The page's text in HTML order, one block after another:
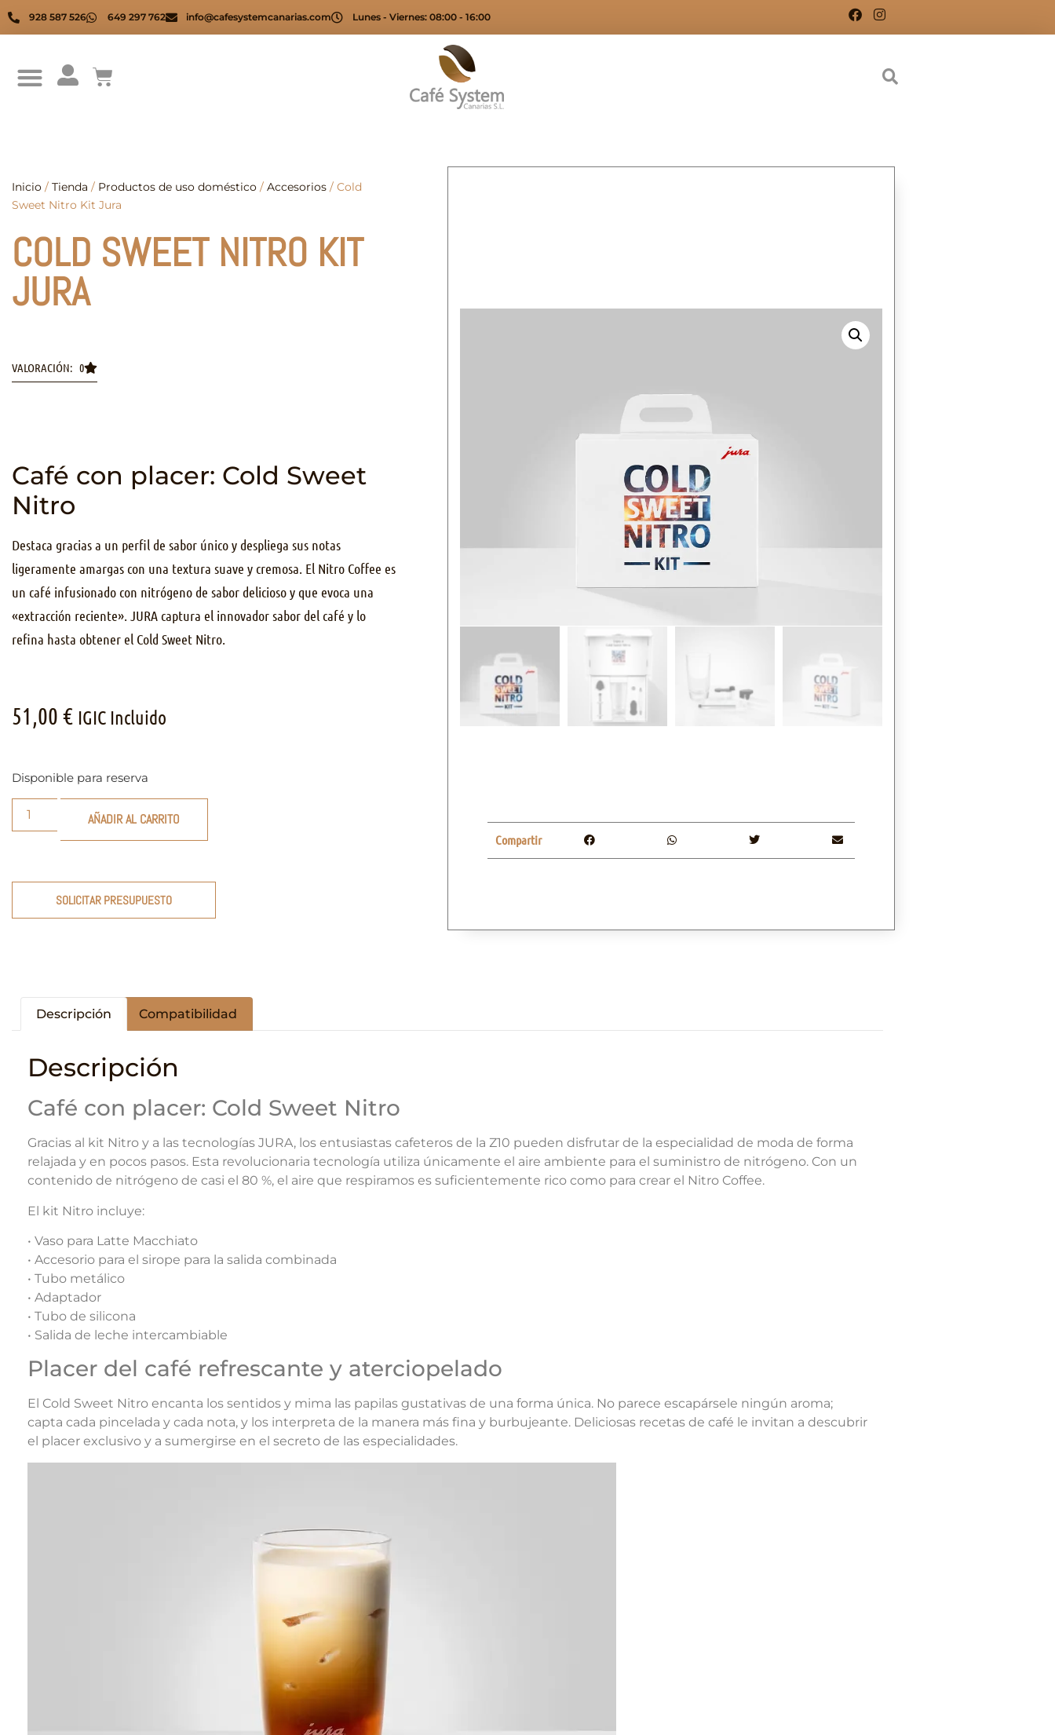
928 587 526 649 297 762 info@cafesystemcanarias.com Lunes - Viernes: 08:00 - 16:00
Inicio / Tienda / Productos de uso doméstico / Accesorios / Cold
Sweet Nitro Kit Jura
COLD SWEET NITRO KIT
JURA
VALORACIÓN: 0
Café con placer: Cold Sweet
Nitro
Destaca gracias a un perfil de sabor único y despliega sus notas
ligeramente amargas con una textura suave y cremosa. El Nitro Coffee es
un café infusionado con nitrógeno de sabor delicioso y que evoca una
«extracción reciente». JURA captura el innovador sabor del café y lo
refina hasta obtener el Cold Sweet Nitro.
51,00€ IGIC Incluido
Disponible para reserva
AÑADIR AL CARRITO
SOLICITAR PRESUPUESTO
Compartir
Descripción Compatibilidad
Descripción
Café con placer: Cold Sweet Nitro
Gracias al kit Nitro y a las tecnologías JURA, los entusiastas cafeteros de la Z10 pueden disfrutar de la especialidad de moda de forma
relajada y en pocos pasos. Esta revolucionaria tecnología utiliza únicamente el aire ambiente para el suministro de nitrógeno. Con un
contenido de nitrógeno de casi el 80 %, el aire que respiramos es suficientemente rico como para crear el Nitro Coffee.
El kit Nitro incluye:
• Vaso para Latte Macchiato
• Accesorio para el sirope para la salida combinada
• Tubo metálico
• Adaptador
• Tubo de silicona
• Salida de leche intercambiable
Placer del café refrescante y aterciopelado
El Cold Sweet Nitro encanta los sentidos y mima las papilas gustativas de una forma única. No parece escapársele ningún aroma;
capta cada pincelada y cada nota, y los interpreta de la manera más fina y burbujeante. Deliciosas recetas de café le invitan a descubrir
el placer exclusivo y a sumergirse en el secreto de las especialidades.